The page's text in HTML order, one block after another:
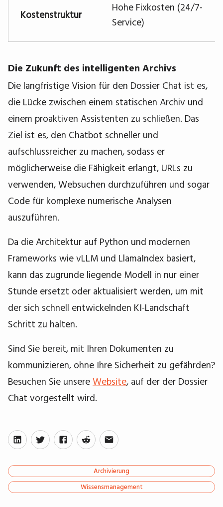
Kostenstruktur
Hohe Fixkosten (24/7-
Service)
Die Zukunft des intelligenten Archivs
Die langfristige Vision für den Dossier Chat ist es,
die Lücke zwischen einem statischen Archiv und
einem proaktiven Assistenten zu schließen. Das
Ziel ist es, den Chatbot schneller und
aufschlussreicher zu machen, sodass er
möglicherweise die Fähigkeit erlangt, URLs zu
verwenden, Websuchen durchzuführen und sogar
Code für komplexe numerische Analysen
auszuführen.
Da die Architektur auf Python und modernen
Frameworks wie vLLM und LlamaIndex basiert,
kann das zugrunde liegende Modell in nur einer
Stunde ersetzt oder aktualisiert werden, um mit
der sich schnell entwickelnden KI-Landschaft
Schritt zu halten.
Sind Sie bereit, mit Ihren Dokumenten zu
kommunizieren, ohne Ihre Sicherheit zu gefährden?
Besuchen Sie unsere Website, auf der der Dossier
Chat vorgestellt wird.
Archivierung
Wissensmanagement